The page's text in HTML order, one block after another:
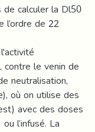
calculer la Dl50
de 22
contre le venin de
neutralisation,
où on utilise des
avec des doses
l’infusé. La